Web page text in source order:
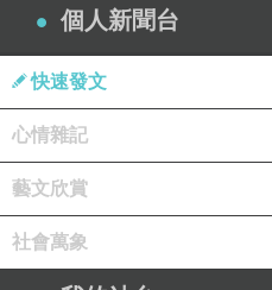
不空著名弟子有金
超，青龍寺惠果，
元皎、覺超，世稱
承其法系，惠果曾
三代「國師」，其
日僧空海等。
個人新聞台
快速發文
心情雜記
藝文欣賞
社會萬象